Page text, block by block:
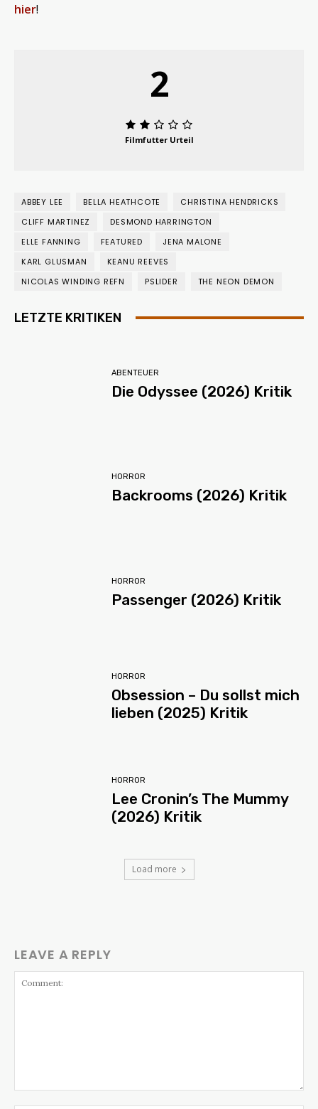
hier!
2
Filmfutter Urteil
ABBEY LEE BELLA HEATHCOTE
CHRISTINA HENDRICKS
CLIFF MARTINEZ
DESMOND HARRINGTON
ELLE FANNING
FEATURED
JENA MALONE
KARL GLUSMAN
KEANU REEVES
NICOLAS WINDING REFN
PSLIDER THE NEON DEMON
LETZTE KRITIKEN
ABENTEUER
Die Odyssee (2026) Kritik
HORROR
Backrooms (2026) Kritik
HORROR
Passenger (2026) Kritik
HORROR
Obsession – Du sollst mich
lieben (2025) Kritik
HORROR
Lee Cronin’s The Mummy
(2026) Kritik
Load more
LEAVE A REPLY